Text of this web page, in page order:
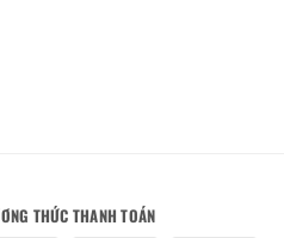
THỨC THANH TOÁN